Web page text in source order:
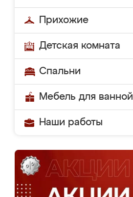
Прихожие
Детская комната
Спальни
Мебель для ванной
Наши работы